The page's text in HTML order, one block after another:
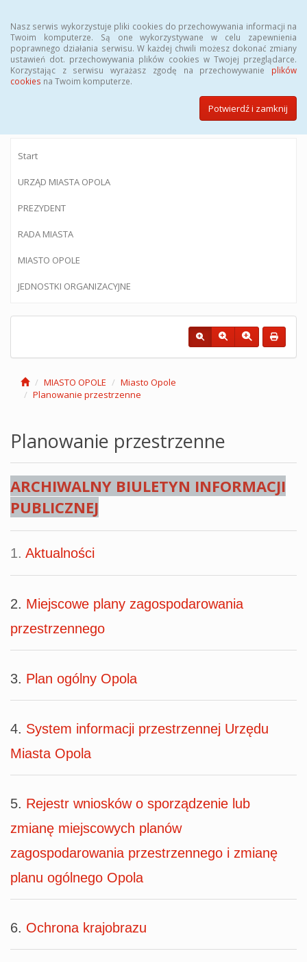
Nasz serwis wykorzystuje pliki cookies do przechowywania informacji na
Twoim komputerze. Są one wykorzystywane w celu zapewnienia
poprawnego działania serwisu. W każdej chwili możesz dokonać zmiany
ustawień dot. przechowywania plików cookies w Twojej przeglądarce.
Korzystając z serwisu wyrażasz zgodę na przechowywanie plików
cookies na Twoim komputerze.
Potwierdź i zamknij
BIULETYN INFORMACJI PUBLICZNEJ
Urzędu Miasta Opola
Start
URZĄD MIASTA OPOLA
PREZYDENT
RADA MIASTA
MIASTO OPOLE
JEDNOSTKI ORGANIZACYJNE
MIASTO OPOLE
Miasto Opole
Planowanie przestrzenne
Planowanie przestrzenne
ARCHIWALNY BIULETYN INFORMACJI
PUBLICZNEJ
1. Aktualności
2. Miejscowe plany zagospodarowania
przestrzennego
3. Plan ogólny Opola
4. System informacji przestrzennej Urzędu
Miasta Opola
5. Rejestr wniosków o sporządzenie lub
zmianę miejscowych planów
zagospodarowania przestrzennego i zmianę
planu ogólnego Opola
6. Ochrona krajobrazu